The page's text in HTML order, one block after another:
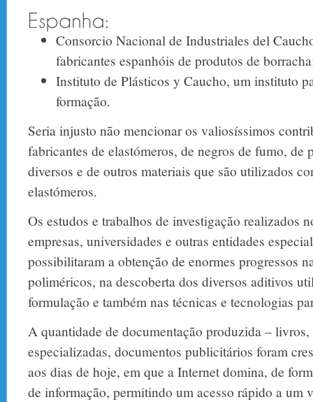
Consorcio Nacional de Industriales del
fabricantes espanhóis de produtos de
Instituto de Plásticos y Caucho, um instituto
formação.
Seria injusto não mencionar os valiosíssimos
fabricantes de elastómeros, de negros de fumo, de
diversos e de outros materiais que são utilizados
elastómeros.
Os estudos e trabalhos de investigação realizados
empresas, universidades e outras entidades
possibilitaram a obtenção de enormes progressos
poliméricos, na descoberta dos diversos aditivos
formulação e também nas técnicas e tecnologias
A quantidade de documentação produzida –
especializadas, documentos publicitários foram
aos dias de hoje, em que a Internet domina, de
de informação, permitindo um acesso rápido a um